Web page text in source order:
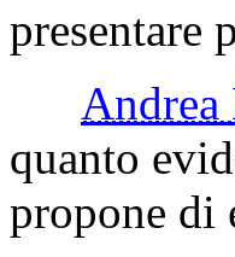
presentare
quanto
propone di